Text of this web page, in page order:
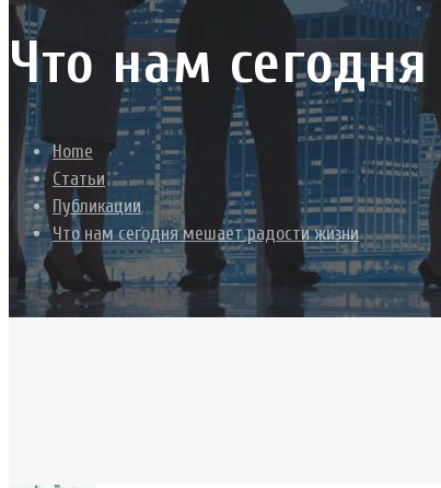
Что нам
Home
Статьи
Публикации
Что нам сегодня мешает радости жизни